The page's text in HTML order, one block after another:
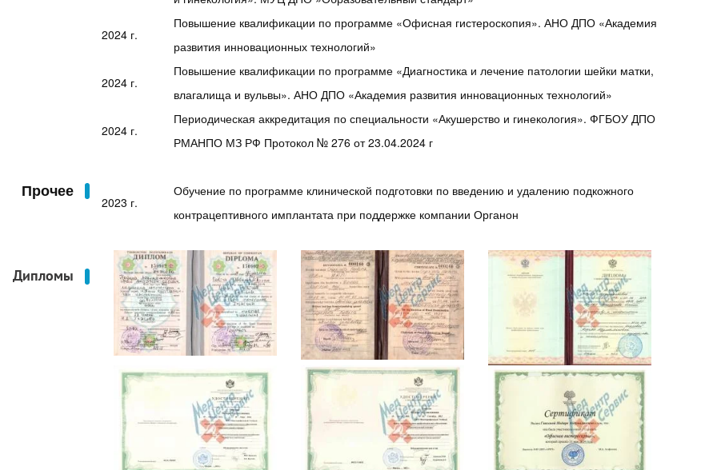
2024 г.
Повышение квалификации по программе «Офисная гистероскопия». АНО ДПО «Академия
развития инновационных технологий»
2024 г.
Повышение квалификации по программе «Диагностика и лечение патологии шейки матки,
влагалища и вульвы». АНО ДПО «Академия развития инновационных технологий»
2024 г.
Периодическая аккредитация по специальности «Акушерство и гинекология». ФГБОУ ДПО
РМАНПО МЗ РФ Протокол № 276 от 23.04.2024 г
Прочее
2023 г.
Обучение по программе клинической подготовки по введению и удалению подкожного
контрацептивного имплантата при поддержке компании Органон
Дипломы